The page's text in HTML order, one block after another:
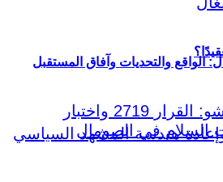
الواقع والتحديات وآفاق المستقبل